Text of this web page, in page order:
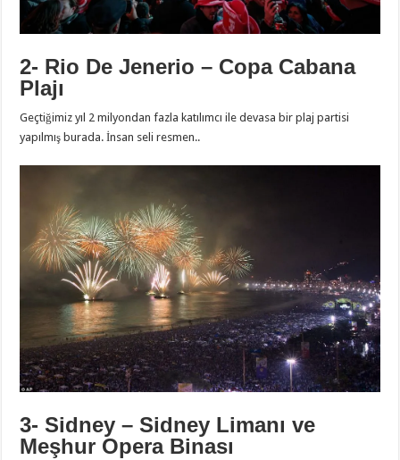
2- Rio De Jenerio – Copa Cabana
Plajı
Geçtiğimiz yıl 2 milyondan fazla katılımcı ile devasa bir plaj partisi
yapılmış burada. İnsan seli resmen..
3- Sidney – Sidney Limanı ve
Meşhur Opera Binası